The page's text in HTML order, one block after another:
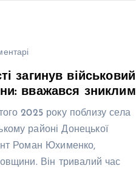
загинув військовий
вважався зниклим
2025 року поблизу села
районі Донецької
Роман Юхименко,
Він тривалий час